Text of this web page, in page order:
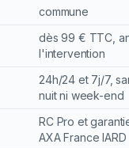
commune
dès 99 € TTC,
l'intervention
24h/24 et 7j/7,
nuit ni week-end
RC Pro et
AXA France IARD